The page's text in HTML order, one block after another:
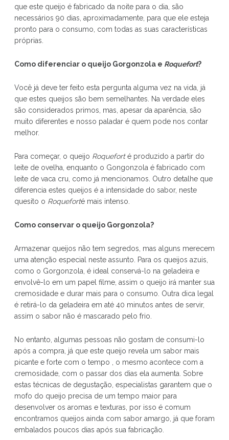
que este queijo é fabricado da noite para o dia, são
necessários 90 dias, aproximadamente, para que ele esteja
pronto para o consumo, com todas as suas características
próprias.
Como diferenciar o queijo Gorgonzola e Roquefort?
Você já deve ter feito esta pergunta alguma vez na vida, já
que estes queijos são bem semelhantes. Na verdade eles
são considerados primos, mas, apesar da aparência, são
muito diferentes e nosso paladar é quem pode nos contar
melhor.
Para começar, o queijo Roqueforté produzido a partir do
leite de ovelha, enquanto o Gongonzola é fabricado com
leite de vaca cru, como já mencionamos. Outro detalhe que
diferencia estes queijos é a intensidade do sabor, neste
quesito o Roqueforté mais intenso.
Como conservar o queijo Gorgonzola?
Armazenar queijos não tem segredos, mas alguns merecem
uma atenção especial neste assunto. Para os queijos azuis,
como o Gorgonzola, é ideal conservá-lo na geladeira e
envolvê-lo em um papel filme, assim o queijo irá manter sua
cremosidade e durar mais para o consumo. Outra dica legal
é retirá-lo da geladeira em até 40 minutos antes de servir,
assim o sabor não é mascarado pelo frio.
No entanto, algumas pessoas não gostam de consumi-lo
após a compra, já que este queijo revela um sabor mais
picante e forte com o tempo , o mesmo acontece com a
cremosidade, com o passar dos dias ela aumenta. Sobre
estas técnicas de degustação, especialistas garantem que o
mofo do queijo precisa de um tempo maior para
desenvolver os aromas e texturas, por isso é comum
encontramos queijos ainda com sabor amargo, já que foram
embalados poucos dias após sua fabricação.